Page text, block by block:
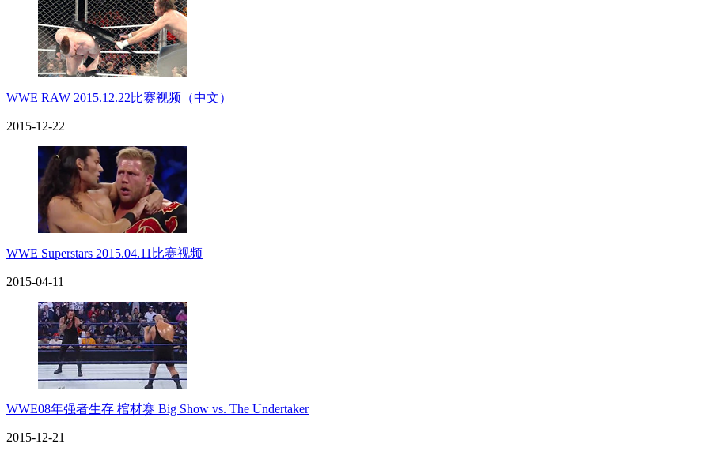
WWE RAW 2015.12.22比赛视频（中文）
2015-12-22
WWE Superstars 2015.04.11比赛视频
2015-04-11
WWE08年强者生存 棺材赛 Big Show vs. The Undertaker
2015-12-21